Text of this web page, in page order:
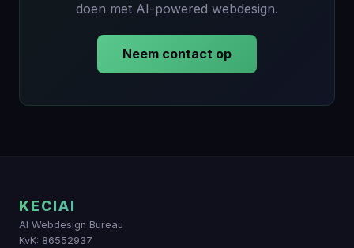
doen met AI-powered webdesign.
Neem contact op
KECIAI
AI Webdesign Bureau
KvK: 86552937